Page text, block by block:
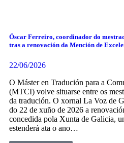
Óscar Ferreiro, coordinador do
tras a renovación da Mención de
22/06/2026
O Máster en Tradución para a
(MTCI) volve situarse entre os
da tradución. O xornal La Voz de
do 22 de xuño de 2026 a
concedida pola Xunta de Galicia,
estenderá ata o ano…